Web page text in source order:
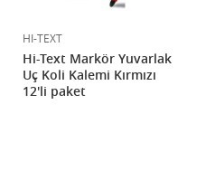
HI-TEXT
Hi-Text Markör Yuvarlak
Uç Koli Kalemi Kırmızı
12'li paket